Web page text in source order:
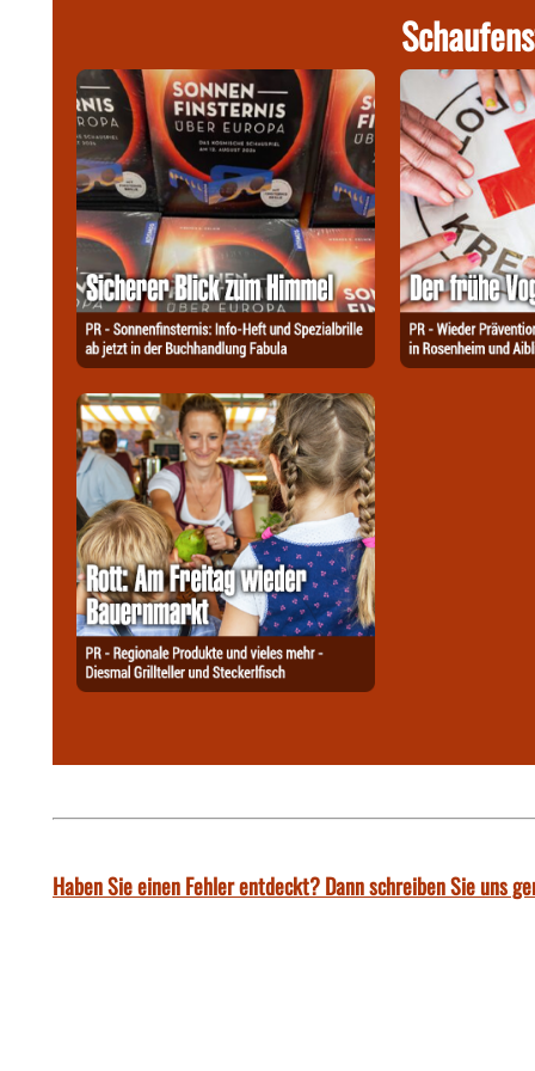
Haben Sie einen Fehler entdeckt? Dann schreiben Sie uns